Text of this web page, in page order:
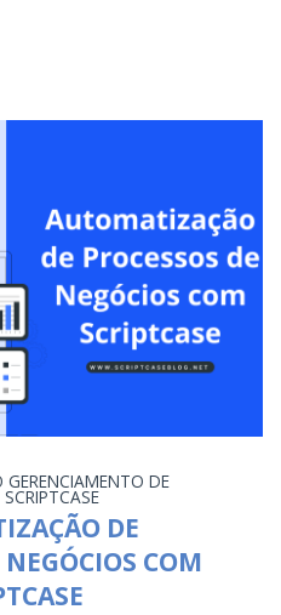
GERENCIAMENTO DE
SCRIPTCASE
DE
NEGÓCIOS COM